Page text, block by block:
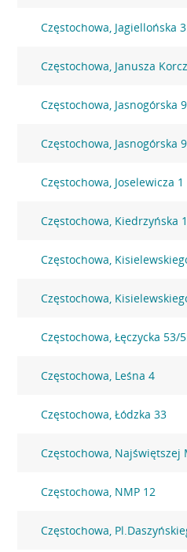
Częstochowa, Jagiellońska
Częstochowa, Janusza
Częstochowa, Jasnogórska
Częstochowa, Jasnogórska
Częstochowa, Joselewicza 1
Częstochowa, Kiedrzyńska
Częstochowa,
Częstochowa,
Częstochowa, Łęczycka 53/
Częstochowa, Leśna 4
Częstochowa, Łódzka 33
Częstochowa, Najświętszej
Częstochowa, NMP 12
Częstochowa,